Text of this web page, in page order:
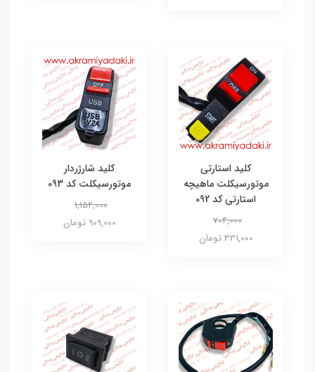
کلید استارتی
موتورسیکلت ماهیچه
استارتی کد 092
704,000
331,000 تومان
کلید شارژردار
موتورسیکلت کد 093
1,152,000
909,000 تومان